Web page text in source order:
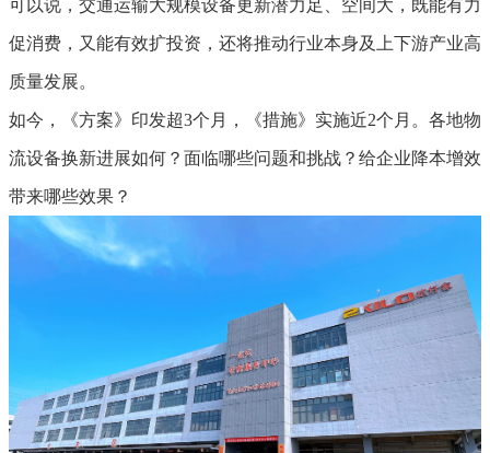
可以说，交通运输大规模设备更新潜力足、空间大，既能有力
促消费，又能有效扩投资，还将推动行业本身及上下游产业高
质量发展。
如今，《方案》印发超3个月，《措施》实施近2个月。各地物
流设备换新进展如何？面临哪些问题和挑战？给企业降本增效
带来哪些效果？